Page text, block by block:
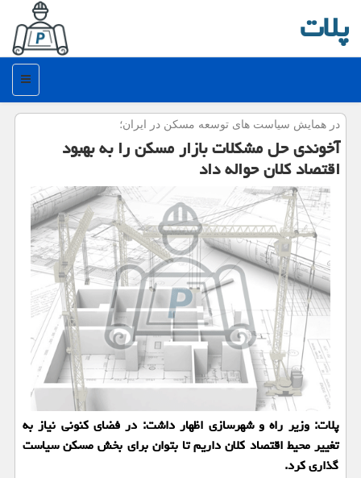
پلات
منو
در همایش سیاست های توسعه مسكن در ایران؛
آخوندی حل مشكلات بازار مسكن را به بهبود
اقتصاد كلان حواله داد
پلات: وزیر راه و شهرسازی اظهار داشت: در فضای كنونی نیاز به
تغییر محیط اقتصاد كلان داریم تا بتوان برای بخش مسكن سیاست
گذاری كرد.